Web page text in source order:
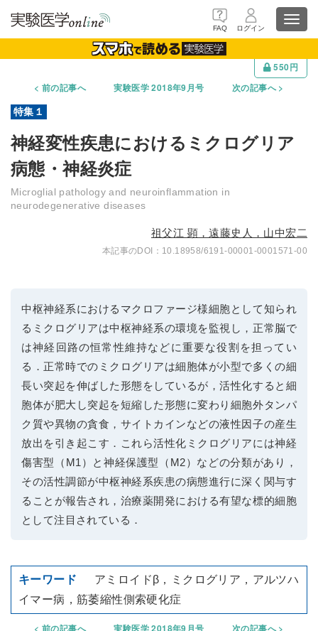
FAQ ログイン
550円
前の記事へ
実験医学 2018年9月号 次の記事へ
神経変性疾患におけるミクログリア
病態・神経炎症
Microglial pathology and neuroinflammation in
neurodegenerative diseases
祖父江 顕，遠藤史人，山中宏二
10.18958/6191-00001-0001571-00
中枢神経系におけるマクロファージ様細胞として知られ
るミクログリアは中枢神経系の環境を監視し，正常脳で
は神経回路の恒常性維持などに重要な役割を担ってい
る．正常時でのミクログリアは細胞体が小型で多くの細
長い突起を伸ばした形態をしているが，活性化すると細
胞体が肥大し突起を短縮した形態に変わり細胞外タンパ
ク質や異物の貪食，サイトカインなどの液性因子の産生
放出を引き起こす．これら活性化ミクログリアには神経
傷害型（M1）と神経保護型（M2）などの分類があり，
その活性調節が中枢神経系疾患の病態進行に深く関与す
ることが報告され，治療薬開発における有望な標的細胞
として注目されている．
アミロイドβ，ミクログリア，アルツハ
イマー病，筋萎縮性側索硬化症
前の記事へ 実験医学 2018年9月号 次の記事へ